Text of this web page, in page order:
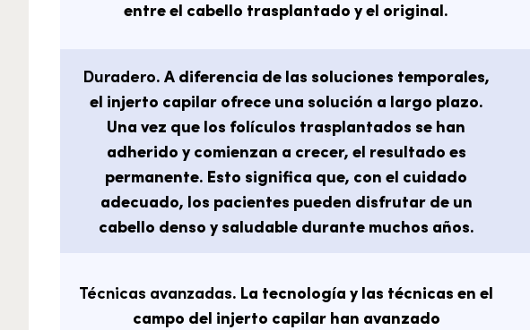
entre el cabello trasplantado y el original.
Duradero. A diferencia de las soluciones temporales,
el injerto capilar ofrece una solución a largo plazo.
Una vez que los folículos trasplantados se han
adherido y comienzan a crecer, el resultado es
permanente. Esto significa que, con el cuidado
adecuado, los pacientes pueden disfrutar de un
cabello denso y saludable durante muchos años.
Técnicas avanzadas. La tecnología y las técnicas en el
campo del injerto capilar han avanzado